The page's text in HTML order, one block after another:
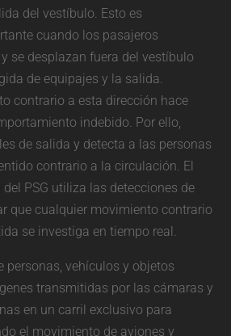
del vestíbulo. Esto es
cuando los pasajeros
se desplazan fuera del vestíbulo
de equipajes y la salida.
contrario a esta dirección hace
indebido. Por ello,
de salida y detecta a las personas
contrario a la circulación. El
PSG utiliza las detecciones de
que cualquier movimiento contrario
se investiga en tiempo real.
personas, vehículos y objetos
transmitidas por las cámaras y
en un carril exclusivo para
el movimiento de aviones y